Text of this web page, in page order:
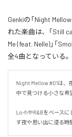
Genkiの「Night
れた楽曲は、「Still
Me (feat. Nelle)」「
全4曲となっている。
Night Mellow #01は、
中で見つける小さな希
Lo-fiやR&Bをベース
す夜や思い出に浸る時